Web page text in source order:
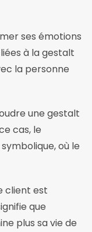
ses émotions
à la gestalt
la personne
une gestalt
cas, le
où le
client est
que
plus sa vie de